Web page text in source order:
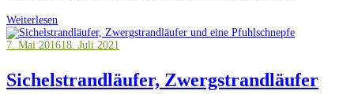
Weiterlesen
7. Mai 201618. Juli 2021
Sichelstrandläufer, Zwergstrandläufer